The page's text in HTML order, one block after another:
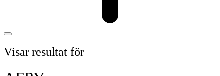
Visar resultat för